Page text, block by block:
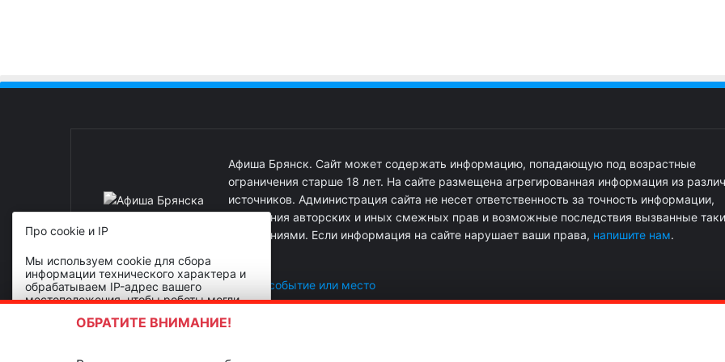
ОБРАТИТЕ ВНИМАНИЕ!
Афиша Брянск. Сайт может содержать информацию, попадающую под возрастные
ограничения старше 18 лет. На сайте размещена агрегированная информация из
источников. Администрация сайта не несет ответственность за точность информации,
нарушения авторских и иных смежных прав и возможные последствия вызванные
нарушениями. Если информация на сайте нарушает ваши права, напишите нам.
Реклама на сайте Добавить событие или место
Про cookie и IP
Мы используем cookie для сбора
информации технического характера и
обрабатываем IP-адрес вашего
местоположения, чтобы роботы могли
пользоваться сайтом, вы даете согласие